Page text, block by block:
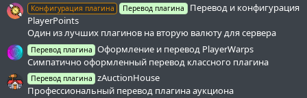
Конфигурация плагина Перевод плагина
Перевод и конфигурация
PlayerPoints
Один из лучших плагинов на вторую валюту для сервера
Перевод плагина Оформление и перевод PlayerWarps
Симпатично оформленный перевод классного плагина
Перевод плагина zAuctionHouse
Профессиональный перевод плагина аукциона